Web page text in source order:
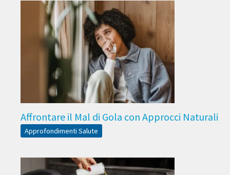
Affrontare il Mal di Gola con Approcci Naturali
Approfondimenti Salute